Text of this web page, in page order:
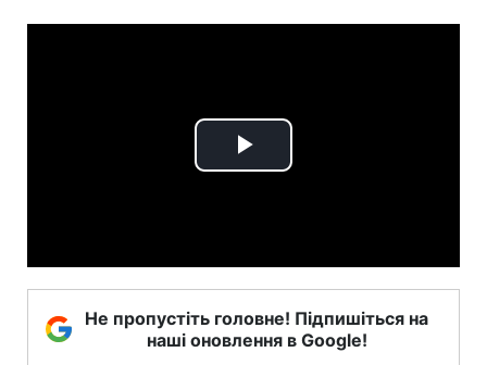
Play
Не пропустіть головне! Підпишіться на
наші оновлення в Google!